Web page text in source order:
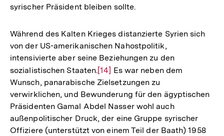
syrischer Präsident bleiben sollte.
Während des Kalten Krieges distanzierte Syrien sich
von der US-amerikanischen Nahostpolitik,
intensivierte aber seine Beziehungen zu den
sozialistischen Staaten.Zur
Auflösung
der
Fußnote
[14] Es war neben dem
Wunsch, panarabische Zielsetzungen zu
verwirklichen, und Bewunderung für den ägyptischen
Präsidenten Gamal Abdel Nasser wohl auch
außenpolitischer Druck, der eine Gruppe syrischer
Offiziere (unterstützt von einem Teil der Baath) 1958